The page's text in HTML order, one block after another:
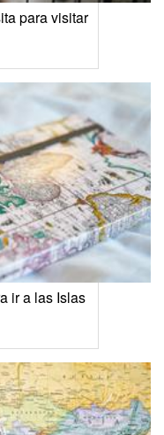
para visitar
ir a las Islas